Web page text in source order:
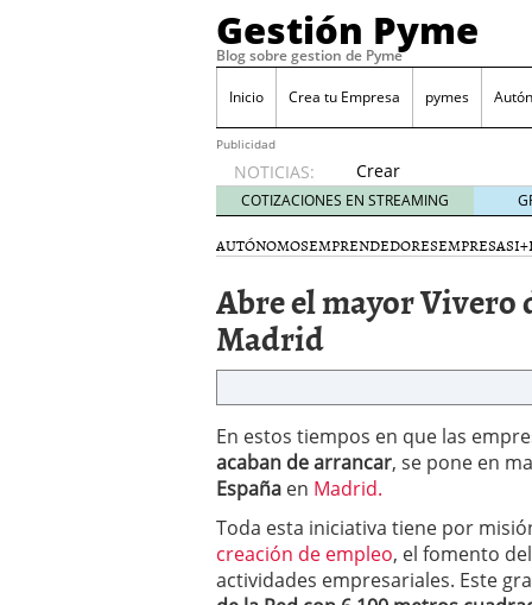
Gestión Pyme
Blog sobre gestion de Pyme
Inicio Crea tu Empresa pymes
Publicidad
NOTICIAS:
Crear
empresa
online vs
proceso
ventajas
reales
2026
Sobres de cartón: una
septiembre 4, 2025
Cómo convertir tu
Los CRM: Impulsores
Reubicación
errores abril 10, 2025
COTIZACIONES EN STREAMING
AUTÓNOMOSEMPRENDEDORESEMPRESAS
Abre el mayor Vivero
Madrid
En estos tiempos en que las
acaban de arrancar, se pone en
España en Madrid.
Toda esta iniciativa tiene por
creación de empleo, el fomento
actividades empresariales. Este